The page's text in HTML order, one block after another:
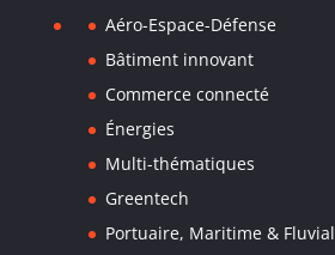
Aéro-Espace-Défense
Bâtiment innovant
Commerce connecté
Énergies
Multi-thématiques
Greentech
Portuaire, Maritime & Fluvial